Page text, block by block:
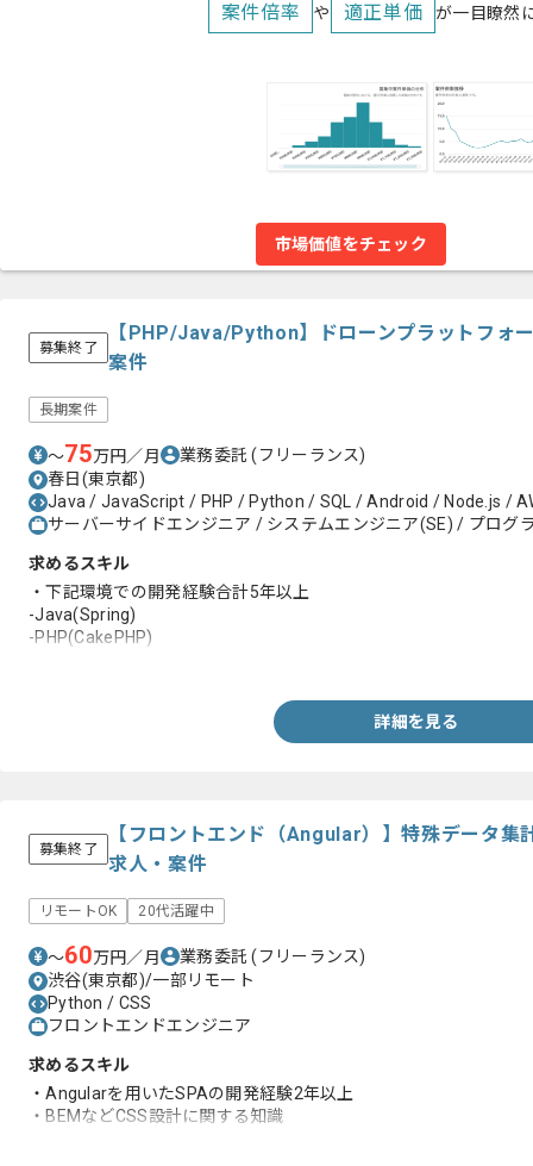
案件倍率 や 適正単価 が一目瞭然
市場価値をチェック
募集終了
【PHP/Java/Python】ドローンプラットフォ
案件
長期案件
〜75万円／月 業務委託(フリーランス)
春日(東京都)
Java / JavaScript / PHP / Python / SQL / Android / Node.js /
サーバーサイドエンジニア / システムエンジニア(SE) / プログ
求めるスキル
・下記環境での開発経験合計5年以上
-Java(Spring)
-PHP(CakePHP)
詳細を見る
募集終了
【フロントエンド（Angular）】特殊データ集
求人・案件
リモートOK 20代活躍中
〜60万円／月 業務委託(フリーランス)
渋谷(東京都)/一部リモート
Python / CSS
フロントエンドエンジニア
求めるスキル
・Angularを用いたSPAの開発経験2年以上
・BEMなどCSS設計に関する知識